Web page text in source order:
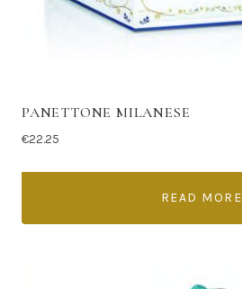
PANETTONE MILANESE
€22.25
READ MORE